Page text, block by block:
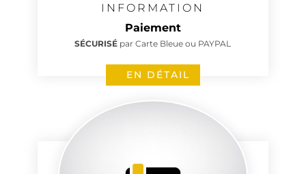
INFORMATION
Paiement
SÉCURISÉ par Carte Bleue ou PAYPAL
EN DÉTAIL